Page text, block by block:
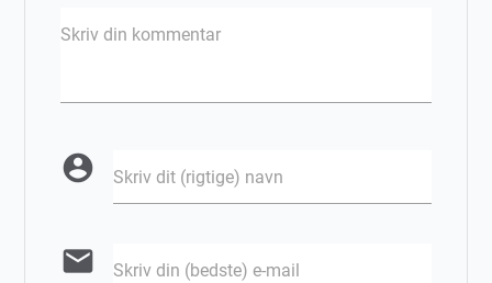
Skriv din kommentar
account_circle Skriv dit (rigtige) navn
email Skriv din (bedste) e-mail